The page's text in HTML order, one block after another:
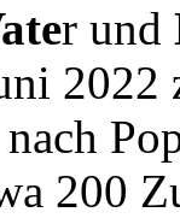
r und
200